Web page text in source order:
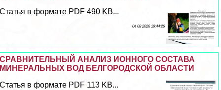
Статья в формате PDF 490 KB...
04 08 2026 19:44:26
СРАВНИТЕЛЬНЫЙ АНАЛИЗ ИОННОГО СОСТАВА
МИНЕРАЛЬНЫХ ВОД БЕЛГОРОДСКОЙ ОБЛАСТИ
Статья в формате PDF 113 KB...